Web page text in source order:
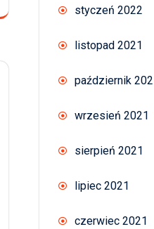
styczeń 2022
listopad 2021
październik
wrzesień 2021
sierpień 2021
lipiec 2021
czerwiec 2021